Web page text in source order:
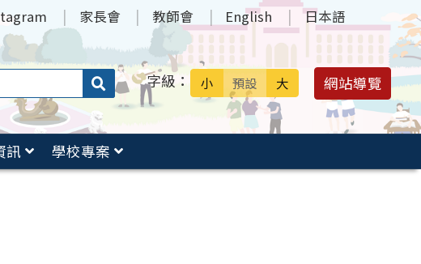
家長會 教師會 English 日本語
搜
送出 字級： 小 預設 大 網站導覽
訊
學校專案